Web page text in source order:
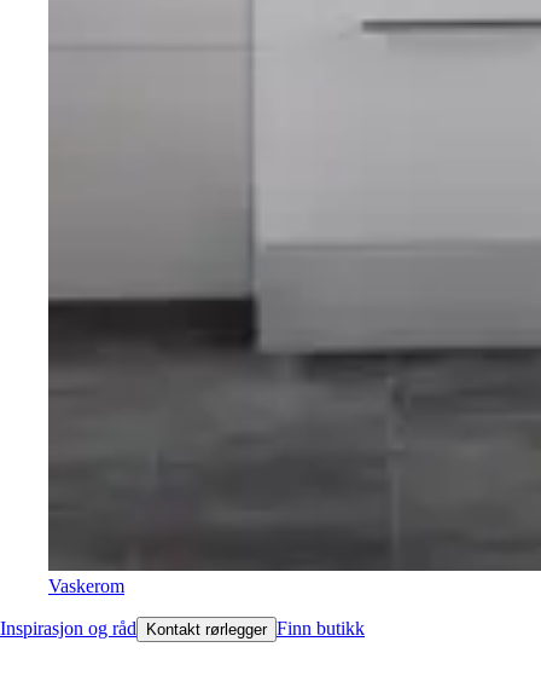
Vaskerom
Inspirasjon og råd Kontakt rørlegger Finn butikk